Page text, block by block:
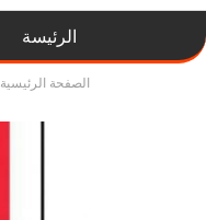
الرئيسة
الصفحة الرئيسية